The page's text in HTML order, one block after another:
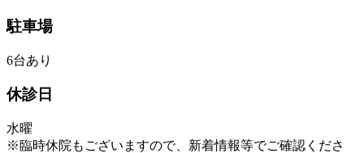
駐車場
6台あり
休診日
水曜
※臨時休院もございますので、新着情報等でご確認くださ